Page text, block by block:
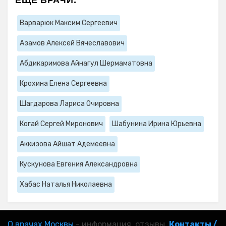
Варварюк Максим Сергеевич
Азамов Алексей Вячеславович
Абдикаримова Айнагул Шермаматовна
Крохина Елена Сергеевна
Шагдарова Лариса Очировна
Когай Сергей Миронович Шабунина Ирина Юрьевна
Аккизова Айшат Адемеевна
Кускунова Евгения Александровна
Хабас Наталья Николаевна